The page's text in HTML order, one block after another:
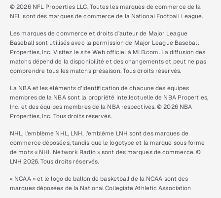
© 2026 NFL Properties LLC. Toutes les marques de commerce de la
NFL sont des marques de commerce de la National Football League.
Les marques de commerce et droits d’auteur de Major League
Baseball sont utilisés avec la permission de Major League Baseball
Properties, Inc. Visitez le site Web officiel à MLB.com. La diffusion des
matchs dépend de la disponibilité et des changements et peut ne pas
comprendre tous les matchs présaison. Tous droits réservés.
La NBA et les éléments d’identification de chacune des équipes
membres de la NBA sont la propriété intellectuelle de NBA Properties,
Inc. et des équipes membres de la NBA respectives. © 2026 NBA
Properties, Inc. Tous droits réservés.
NHL, l’emblème NHL, LNH, l’emblème LNH sont des marques de
commerce déposées, tandis que le logotype et la marque sous forme
de mots « NHL Network Radio » sont des marques de commerce. ©
LNH 2026. Tous droits réservés.
« NCAA » et le logo de ballon de basketball de la NCAA sont des
marques déposées de la National Collegiate Athletic Association